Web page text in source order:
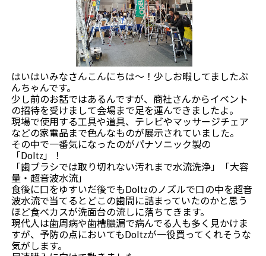
はいはいみなさんこんにちは～！少しお暇してましたぶ
んちゃんです。
少し前のお話ではあるんですが、商社さんからイベント
の招待を受けまして会場まで足を運んできましたよ。
現場で使用する工具や道具、テレビやマッサージチェア
などの家電品まで色んなものが展示されていました。
その中で一番気になったのがパナソニック製の
「Doltz」！
「歯ブラシでは取り切れない汚れまで水流洗浄」「大容
量・超音波水流」
食後に口をゆすいだ後でもDoltzのノズルで口の中を超音
波水流で当てるとどこの歯間に詰まっていたのかと思う
ほど食べカスが洗面台の流しに落ちてきます。
現代人は歯周病や歯槽膿漏で病んでる人も多く見かけま
すが、予防の点においてもDoltzが一役買ってくれそうな
気がします。